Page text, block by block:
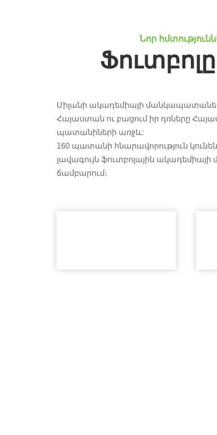
Նոր
Ֆուտբոլը
Միլանի ակադեմիայի
Հայաստան ու բացում իր դռները
պատանիների առջև:
160 պատանի հնարավորություն
լավագույն ֆուտբոլային
ճամբարում։